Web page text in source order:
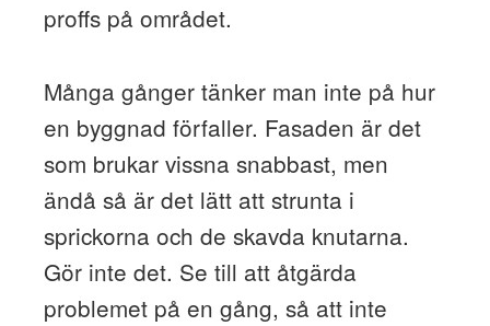
proffs på området.
Många gånger tänker man inte på hur
en byggnad förfaller. Fasaden är det
som brukar vissna snabbast, men
ändå så är det lätt att strunta i
sprickorna och de skavda knutarna.
Gör inte det. Se till att åtgärda
problemet på en gång, så att inte